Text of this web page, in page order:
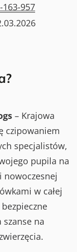
163-957
– Krajowa
czipowaniem
specjalistów,
pupila na
nowoczesnej
w całej
szanse na